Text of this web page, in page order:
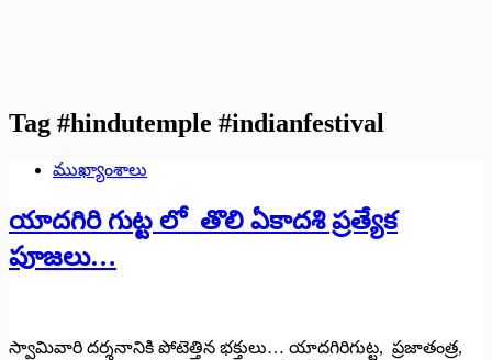
Tag #hindutemple #indianfestival
ముఖ్యాంశాలు
యాదగిరి గుట్ట లో తొలి ఏకాదశి ప్రత్యేక
పూజలు…
స్వామివారి దర్శనానికి పోటెత్తిన భక్తులు… యాదగిరిగుట్ట, ప్రజాతంత్ర,